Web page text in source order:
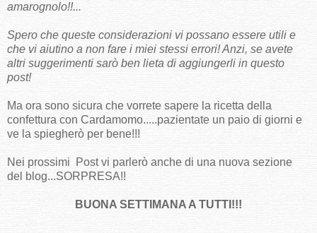
amarognolo!!...
Spero che queste considerazioni vi possano essere utili e
che vi aiutino a non fare i miei stessi errori! Anzi, se avete
altri suggerimenti sarò ben lieta di aggiungerli in questo
post!
Ma ora sono sicura che vorrete sapere la ricetta della
confettura con Cardamomo.....pazientate un paio di giorni e
ve la spiegherò per bene!!!
Nei prossimi Post vi parlerò anche di una nuova sezione
del blog...SORPRESA!!
BUONA SETTIMANA A TUTTI!!!